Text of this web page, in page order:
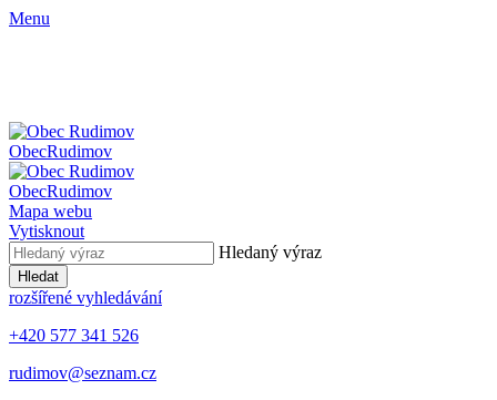
Menu
ObecRudimov
ObecRudimov
Mapa webu
Vytisknout
Hledaný výraz
Hledat
rozšířené vyhledávání
+420 577 341 526
rudimov@seznam.cz